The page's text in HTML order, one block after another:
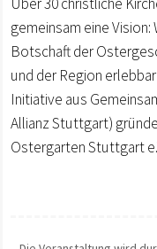
gemeinsam eine
Botschaft der
und der Region
Initiative aus
Allianz Stuttgart)
Ostergarten Stuttgart